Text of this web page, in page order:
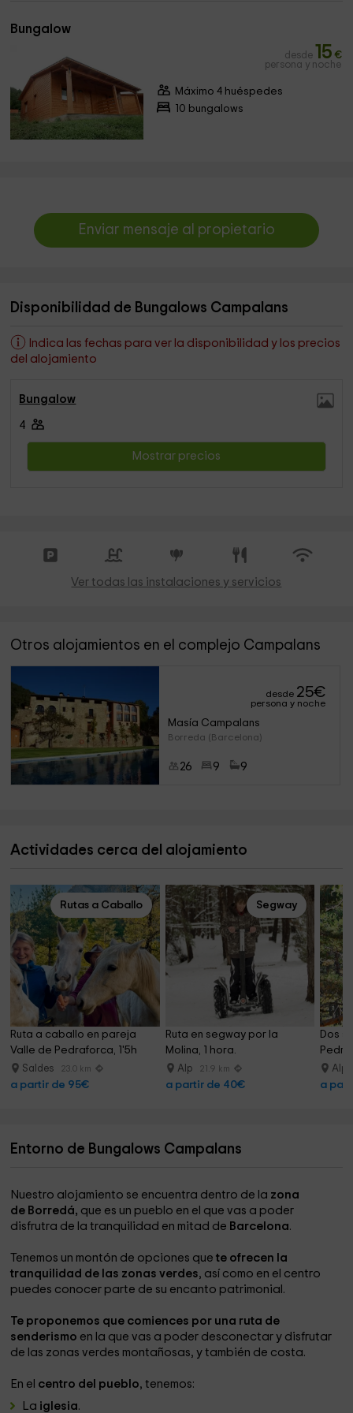
Bungalow
desde 15 €
persona y noche
Máximo 4 huéspedes
10 bungalows
Enviar mensaje al propietario
Disponibilidad de Bungalows Campalans
Indica las fechas para ver la disponibilidad y los precios
del alojamiento
Bungalow
4
Mostrar precios
Ver todas las instalaciones y servicios
Otros alojamientos en el complejo Campalans
desde 25€
persona y noche
Masía Campalans
Borreda (Barcelona)
26 9 9
Actividades cerca del alojamiento
Rutas a Caballo
Ruta a caballo en pareja
Valle de Pedraforca, 1'5h
Saldes 23.0 km
a partir de 95€
Segway
Ruta en segway por la
Molina, 1 hora.
Alp 21.9 km
a partir de 40€
Dos
Alp
a
Entorno de Bungalows Campalans
Nuestro alojamiento se encuentra dentro de la zona
de Borredá, que es un pueblo en el que vas a poder
disfrutra de la tranquilidad en mitad de Barcelona.
Tenemos un montón de opciones quete ofrecen la
tranquilidad de las zonas verdes, así como en el centro
puedes conocer parte de su encanto patrimonial.
Te proponemos que comiences por una ruta de
senderismo en la que vas a poder desconectar y disfrutar
de las zonas verdes montañosas, y también de costa.
En el centro del pueblo, tenemos:
La iglesia.